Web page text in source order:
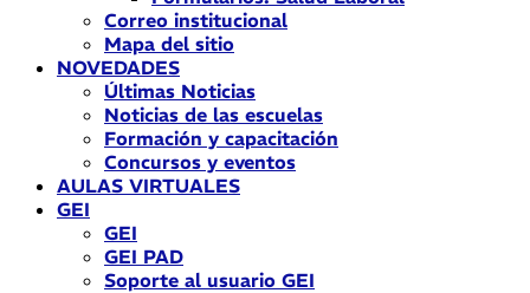
Correo institucional
Mapa del sitio
NOVEDADES
Últimas Noticias
Noticias de las escuelas
Formación y capacitación
Concursos y eventos
AULAS VIRTUALES
GEI
GEI
GEI PAD
Soporte al usuario GEI